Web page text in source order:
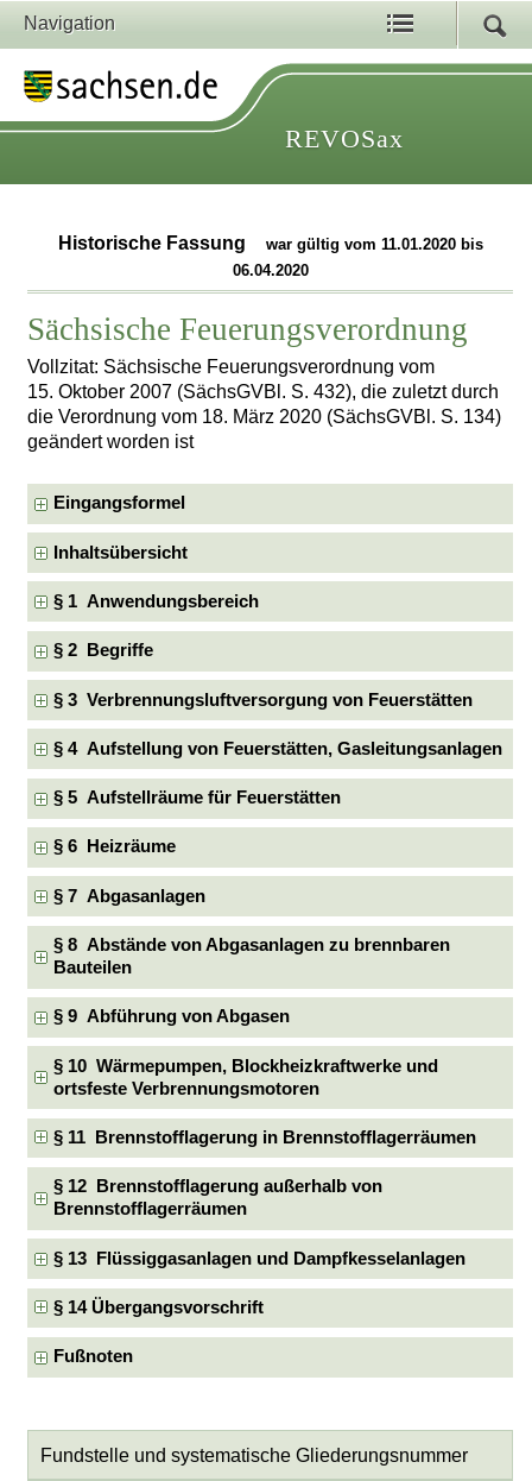
Navigation
REVOSax
Historische Fassung
war gültig vom 11.01.2020 bis
06.04.2020
Sächsische Feuerungsverordnung
Vollzitat: Sächsische Feuerungsverordnung vom
15. Oktober 2007 (SächsGVBl. S. 432), die zuletzt durch
die Verordnung vom 18. März 2020 (SächsGVBl. S. 134)
geändert worden ist
Eingangsformel
Inhaltsübersicht
§ 1 Anwendungsbereich
§ 2 Begriffe
§ 3 Verbrennungsluftversorgung von Feuerstätten
§ 4 Aufstellung von Feuerstätten, Gasleitungsanlagen
§ 5 Aufstellräume für Feuerstätten
§ 6 Heizräume
§ 7 Abgasanlagen
§ 8 Abstände von Abgasanlagen zu brennbaren
Bauteilen
§ 9 Abführung von Abgasen
§ 10 Wärmepumpen, Blockheizkraftwerke und
ortsfeste Verbrennungsmotoren
§ 11 Brennstofflagerung in Brennstofflagerräumen
§ 12 Brennstofflagerung außerhalb von
Brennstofflagerräumen
§ 13 Flüssiggasanlagen und Dampfkesselanlagen
§ 14 Übergangsvorschrift
Fußnoten
Fundstelle und systematische Gliederungsnummer